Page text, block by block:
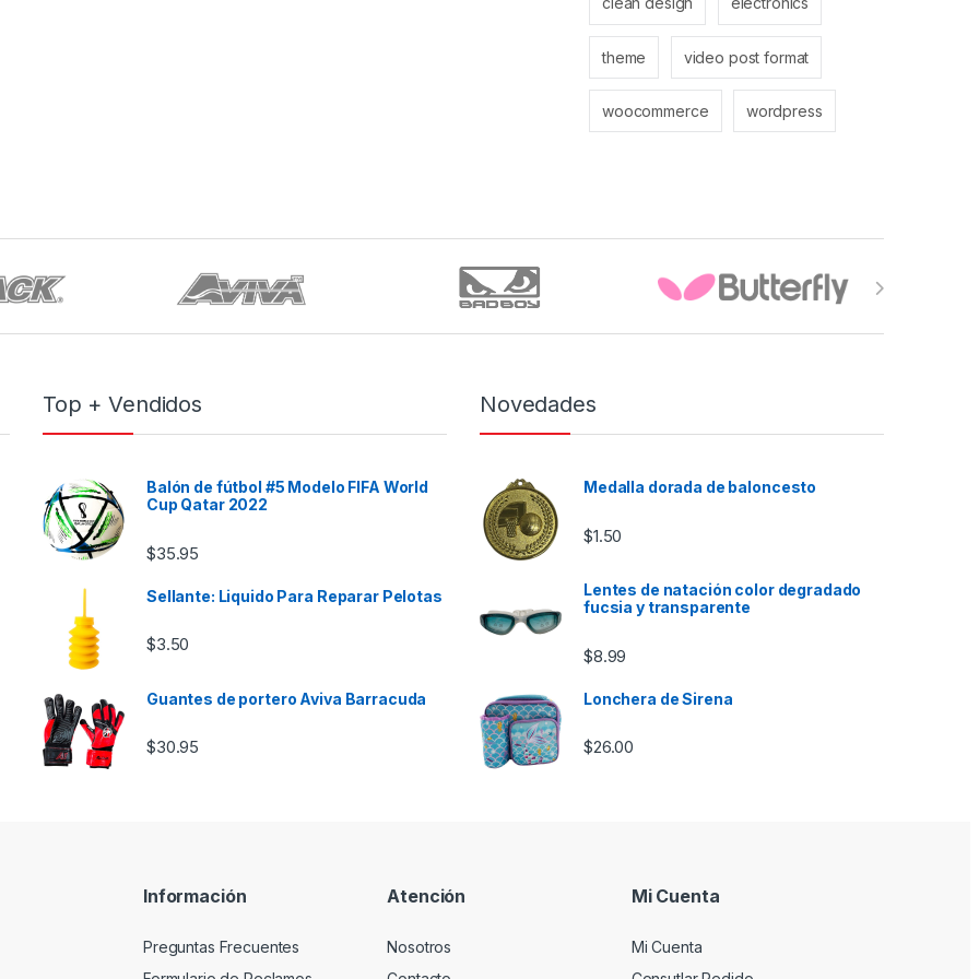
theme video post format
woocommerce wordpress
$46.00 hasta $85.00
Top + Vendidos
Balón de fútbol #5 Modelo FIFA World
Cup Qatar 2022
$35.95
Sellante: Liquido Para Reparar Pelotas
$3.50
Guantes de portero Aviva Barracuda
$30.95
Novedades
Medalla dorada de baloncesto
$1.50
Lentes de natación color degradado
fucsia y transparente
$8.99
Lonchera de Sirena
$26.00
Información
Preguntas Frecuentes
Atención
Nosotros
Mi Cuenta
Mi Cuenta